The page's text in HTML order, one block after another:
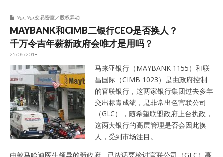
9点, 9点交易密室／股权异动
MAYBANK和CIMB二银行CEO是否换人？
千万令吉年薪新政府会唯才是用吗？
25/06/2018
马来亚银行（MAYBANK 1155）和联
昌国际（CIMB 1023）是由政府控制
的官联银行，这两家银行集团过去多年
交出标青成绩，是非常出色官联公司
（GLC），随希望联盟政府上台执政，
这两大银行的高层管理是否会因此换
人，受到市场注目。
由敦马哈迪医生领导的新政府，已放话要检讨官联公司（GLC）高